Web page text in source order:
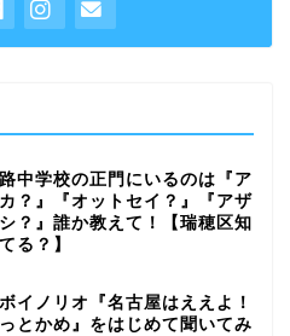
中学校の正門にいるのは『ア
？』『オットセイ？』『アザ
？』誰か教えて！【瑞穂区知
る？】
イノリオ『名古屋はええよ！
とかめ』をはじめて聞いてみ